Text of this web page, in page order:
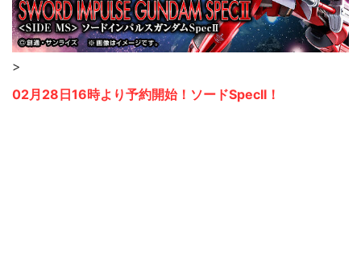
>
02月28日16時より予約開始！ソードSpecII！